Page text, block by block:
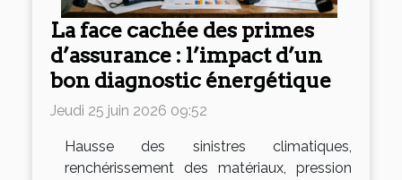
La face cachée des primes
d’assurance : l’impact d’un
bon diagnostic énergétique
Jeudi 25 juin 2026 09:52
Hausse des sinistres climatiques,
renchérissement des matériaux, pression